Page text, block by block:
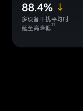
88.4%
多设备干扰平均时
延至高降低
11